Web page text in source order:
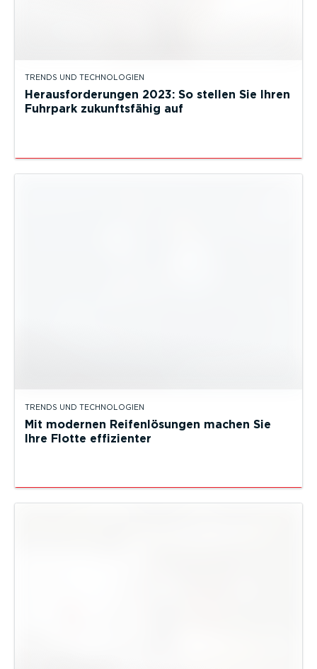
TRENDS UND TECHNOLOGIEN
Herausforderungen 2023: So stellen Sie Ihren
Fuhrpark zukunftsfähig auf
TRENDS UND TECHNOLOGIEN
Mit modernen Reifenlösungen machen Sie
Ihre Flotte effizienter